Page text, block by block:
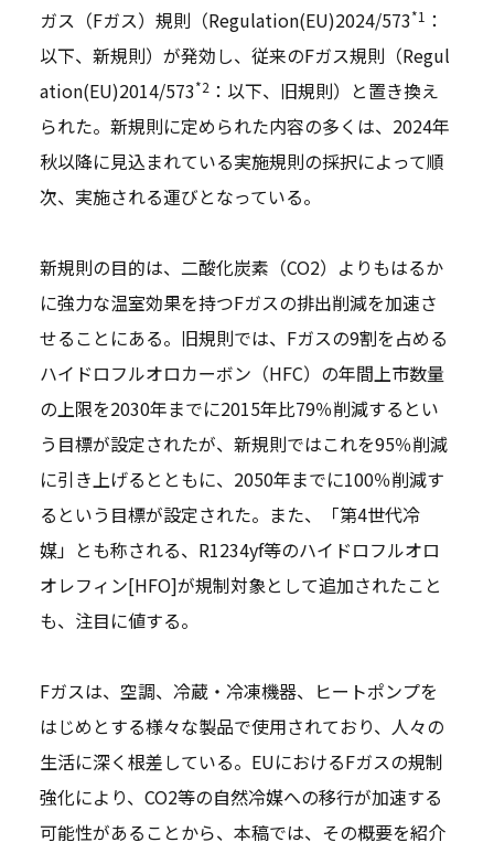
ガス（Fガス）規則（Regulation(EU)2024/573*1 ：
以下、新規則）が発効し、従来のFガス規則（Regul
ation(EU)2014/573*2：以下、旧規則）と置き換え
られた。新規則に定められた内容の多くは、2024年
秋以降に見込まれている実施規則の採択によって順
次、実施される運びとなっている。
新規則の目的は、二酸化炭素（CO2）よりもはるか
に強力な温室効果を持つFガスの排出削減を加速さ
せることにある。旧規則では、Fガスの9割を占める
ハイドロフルオロカーボン（HFC）の年間上市数量
の上限を2030年までに2015年比79％削減するとい
う目標が設定されたが、新規則ではこれを95％削減
に引き上げるとともに、2050年までに100％削減す
るという目標が設定された。また、「第4世代冷
媒」とも称される、R1234yf等のハイドロフルオロ
オレフィン[HFO]が規制対象として追加されたこと
も、注目に値する。
Fガスは、空調、冷蔵・冷凍機器、ヒートポンプを
はじめとする様々な製品で使用されており、人々の
生活に深く根差している。EUにおけるFガスの規制
強化により、CO2等の自然冷媒への移行が加速する
可能性があることから、本稿では、その概要を紹介